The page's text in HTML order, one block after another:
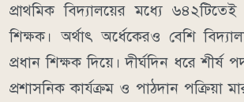
প্রাথমিক বিদ্যালয়ের মধ্যে ৬৪২টিতেই
শিক্ষক। অর্থাৎ অর্ধেকেরও বেশি
প্রধান শিক্ষক দিয়ে। দীর্ঘদিন ধরে
প্রশাসনিক কার্যক্রম ও পাঠদান পক্রিয়া